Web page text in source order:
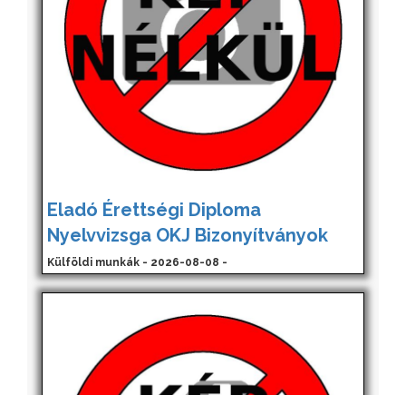
Eladó Érettségi Diploma
Nyelvvizsga OKJ Bizonyítványok
Külföldi munkák - 2026-08-08 -